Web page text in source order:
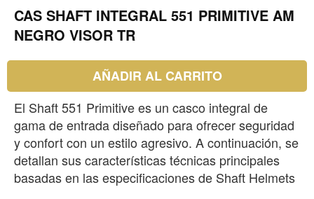
CAS SHAFT INTEGRAL 551 PRIMITIVE AM
NEGRO VISOR TR
AÑADIR AL CARRITO
El Shaft 551 Primitive es un casco integral de
gama de entrada diseñado para ofrecer seguridad
y confort con un estilo agresivo. A continuación, se
detallan sus características técnicas principales
basadas en las especificaciones de Shaft Helmets